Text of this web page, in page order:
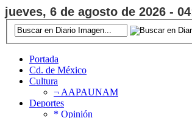
jueves, 6 de agosto de 2026 -
Portada
Cd. de México
Cultura
¬ AAPAUNAM
Deportes
* Opinión